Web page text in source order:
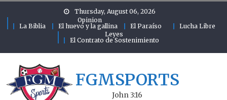
Thursday, August 06, 2026
Opinion
La Biblia
El huevo y la gallina El Paraíso
Lucha Libre
Leyes
El Contrato de Sostenimiento
FGMSPORTS
John 3:16